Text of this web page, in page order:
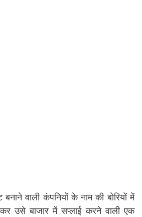
बनाने वाली कंपनियों के नाम की बोरियों में
उसे बाजार में सप्लाई करने वाली एक